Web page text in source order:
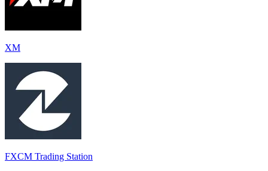
XM
FXCM Trading Station